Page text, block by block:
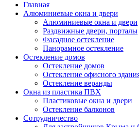
Главная
Алюминиевые окна и двери
Алюминиевые окна и двери
Раздвижные двери, порталы
Фасадное остекление
Панорамное остекление
Остекление домов
Остекление домов
Остекление офисного
Остекление веранды
Окна из пластика ПВХ
Пластиковые окна и двери
Остекление балконов
Сотрудничество